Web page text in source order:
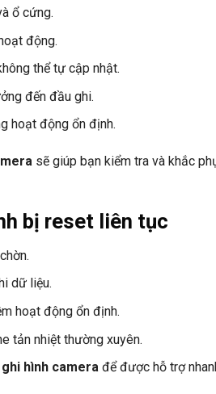
ổ cứng.
động.
thể tự cập nhật.
đến đầu ghi.
hoạt động ổn định.
sẽ giúp bạn kiểm tra và khắc
bị reset liên tục
dữ liệu.
hoạt động ổn định.
tản nhiệt thường xuyên.
hình camerađể được hỗ trợ